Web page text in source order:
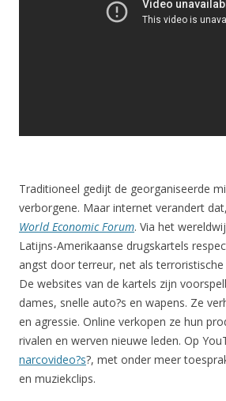
Traditioneel gedijt de georganiseerde
verborgene. Maar internet verandert dat,
World Economic Forum. Via het
Latijns-Amerikaanse drugskartels
angst door terreur, net als terroristische
De websites van de kartels zijn
dames, snelle auto?s en wapens. Ze
en agressie. Online verkopen ze hun
rivalen en werven nieuwe leden. Op
narcovideo?s?, met onder meer
en muziekclips.